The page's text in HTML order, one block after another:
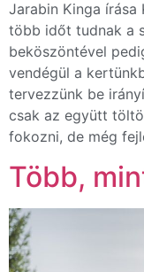
Jarabin Kinga írása
több időt tudnak a
beköszöntével
vendégül a
tervezzünk be
csak az együtt
fokozni, de még
Több,